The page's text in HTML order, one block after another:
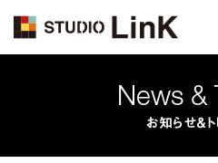
News &
お知らせ＆